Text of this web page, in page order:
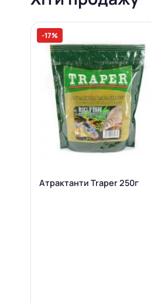
-17%
Атрактанти Traper 250г